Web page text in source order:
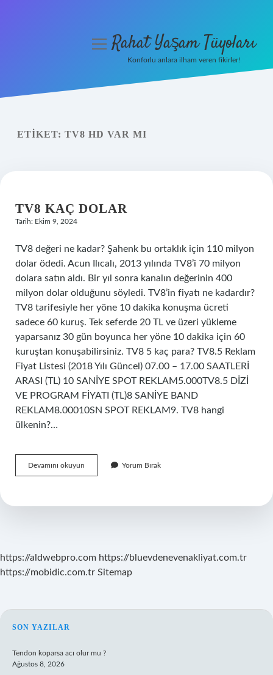
Yasal Uyarı
menüyüRahat Yaşam Tüyoları
Konforlu anlara ilham veren fikirler!
ETIKET: TV8 HD VAR MI
TV8 KAÇ DOLAR
Tarih: Ekim 9, 2024
TV8 değeri ne kadar? Şahenk bu ortaklık için 110 milyon
dolar ödedi. Acun Ilıcalı, 2013 yılında TV8’i 70 milyon
dolara satın aldı. Bir yıl sonra kanalın değerinin 400
milyon dolar olduğunu söyledi. TV8’in fiyatı ne kadardır?
TV8 tarifesiyle her yöne 10 dakika konuşma ücreti
sadece 60 kuruş. Tek seferde 20 TL ve üzeri yükleme
yaparsanız 30 gün boyunca her yöne 10 dakika için 60
kuruştan konuşabilirsiniz. TV8 5 kaç para? TV8.5 Reklam
Fiyat Listesi (2018 Yılı Güncel) 07.00 – 17.00 SAATLERİ
ARASI (TL) 10 SANİYE SPOT REKLAM5.000TV8.5 DİZİ
VE PROGRAM FİYATI (TL)8 SANİYE BAND
REKLAM8.00010SN SPOT REKLAM9. TV8 hangi
ülkenin?…
Devamını okuyun
Kaç
Yorum Bırak
https://aldwebpro.com https://bluevdenevenakliyat.com.tr
https://mobidic.com.tr Sitemap
SIDEBAR
SON YAZILAR
Tendon koparsa acı olur mu ?
Ağustos 8, 2026